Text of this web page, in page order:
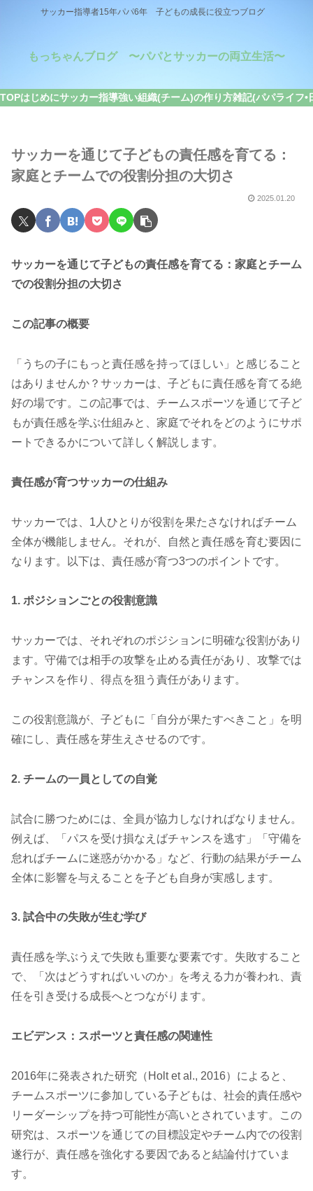
サッカー指導者15年パパ6年 子どもの成長に役立つブログ
もっちゃんブログ 〜パパとサッカーの両立生活〜
TOPはじめにサッカー指導強い組織(チーム)の作り方雑記(パパライフ•
サッカーを通じて子どもの責任感を育てる：
家庭とチームでの役割分担の大切さ
2025.01.20
サッカーを通じて子どもの責任感を育てる：家庭とチーム
での役割分担の大切さ
この記事の概要
「うちの子にもっと責任感を持ってほしい」と感じること
はありませんか？サッカーは、子どもに責任感を育てる絶
好の場です。この記事では、チームスポーツを通じて子ど
もが責任感を学ぶ仕組みと、家庭でそれをどのようにサポ
ートできるかについて詳しく解説します。
責任感が育つサッカーの仕組み
サッカーでは、1人ひとりが役割を果たさなければチーム
全体が機能しません。それが、自然と責任感を育む要因に
なります。以下は、責任感が育つ3つのポイントです。
1. ポジションごとの役割意識
サッカーでは、それぞれのポジションに明確な役割があり
ます。守備では相手の攻撃を止める責任があり、攻撃では
チャンスを作り、得点を狙う責任があります。
この役割意識が、子どもに「自分が果たすべきこと」を明
確にし、責任感を芽生えさせるのです。
2. チームの一員としての自覚
試合に勝つためには、全員が協力しなければなりません。
例えば、「パスを受け損なえばチャンスを逃す」「守備を
怠ればチームに迷惑がかかる」など、行動の結果がチーム
全体に影響を与えることを子ども自身が実感します。
3. 試合中の失敗が生む学び
責任感を学ぶうえで失敗も重要な要素です。失敗すること
で、「次はどうすればいいのか」を考える力が養われ、責
任を引き受ける成長へとつながります。
エビデンス：スポーツと責任感の関連性
2016年に発表された研究（Holt et al., 2016）によると、
チームスポーツに参加している子どもは、社会的責任感や
リーダーシップを持つ可能性が高いとされています。この
研究は、スポーツを通じての目標設定やチーム内での役割
遂行が、責任感を強化する要因であると結論付けていま
す。